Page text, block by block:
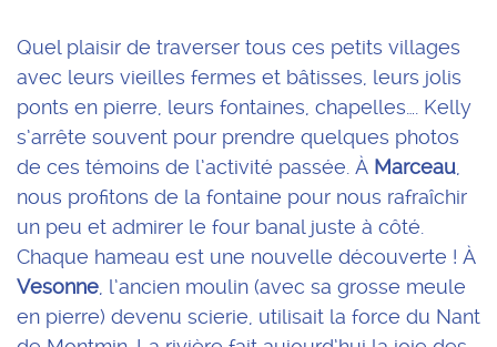
Quel plaisir de traverser tous ces petits villages
avec leurs vieilles fermes et bâtisses, leurs jolis
ponts en pierre, leurs fontaines, chapelles…. Kelly
s’arrête souvent pour prendre quelques photos
de ces témoins de l’activité passée. À Marceau
nous profitons de la fontaine pour nous rafraîchir
un peu et admirer le four banal juste à côté.
Chaque hameau est une nouvelle découverte ! À
Vesonne , l’ancien moulin (avec sa grosse meule
en pierre) devenu scierie, utilisait la force du Nant